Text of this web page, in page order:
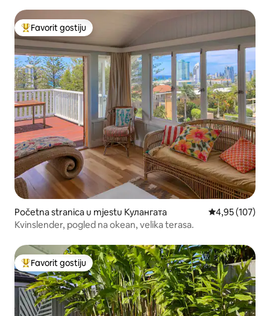
Glavni favorit gostiju
Favorit gostiju
Početna stranica u mjestu Кулангата prosječna
4,95 (107)
Kvinslender, pogled na okean, velika terasa.
Glavni favorit gostiju
Favorit gostiju